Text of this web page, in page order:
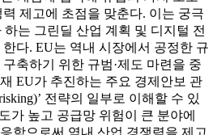
제고에 초점을 맞춘다. 이는 궁극
는 그린딜 산업 계획 및 디지털 전
다. EU는 역내 시장에서 공정한 규
축하기 위한 규범·제도 마련을 중
EU가 추진하는 주요 경제안보 관
전략의 일부로 이해할 수 있
가 높고 공급망 위험이 큰 분야에